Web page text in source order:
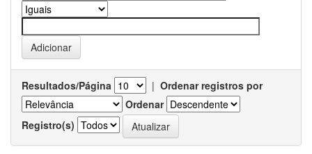
Resultados/Página | Ordenar registros por
Ordenar
Registro(s)